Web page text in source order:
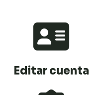
Editar cuenta